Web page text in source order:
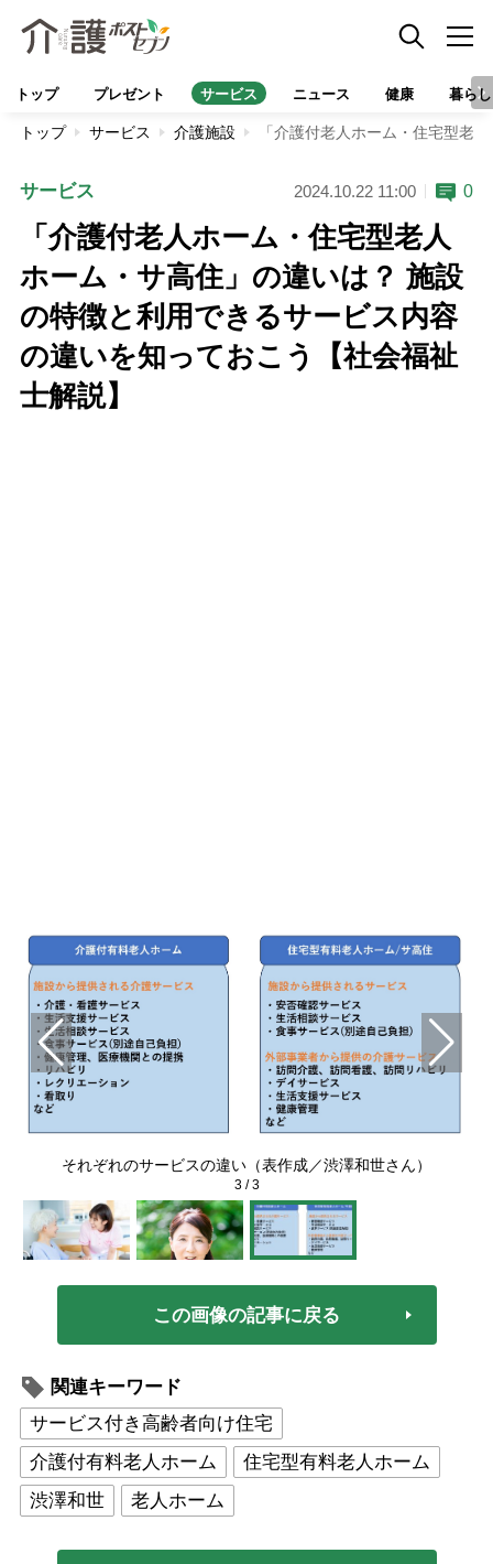
トップ プレゼント サービス ニュース 健康 暮らし
トップ サービス 介護施設 「介護付老人ホーム・住宅型老
サービス 2024.10.22 11:00 0
「介護付老人ホーム・住宅型老人
ホーム・サ高住」の違いは？ 施設
の特徴と利用できるサービス内容
の違いを知っておこう【社会福祉
士解説】
それぞれのサービスの違い（表作成／渋澤和世さん）
3/3
この画像の記事に戻る
関連キーワード
サービス付き高齢者向け住宅
介護付有料老人ホーム
住宅型有料老人ホーム
渋澤和世
老人ホーム